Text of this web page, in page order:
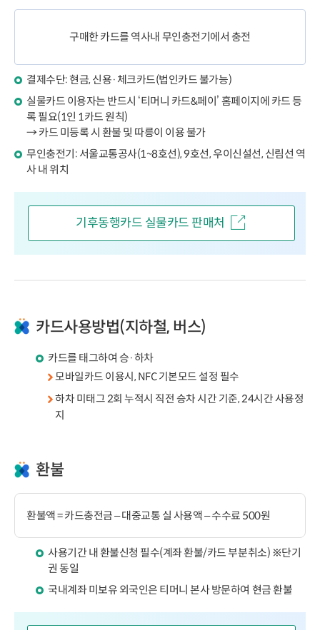
구매한 카드를 역사내 무인충전기에서 충전
결제수단: 현금, 신용·체크카드(법인카드 불가능)
실물카드 이용자는 반드시 ‘티머니 카드&페이’ 홈페이지에 카드 등
록 필요(1인 1카드 원칙)
→ 카드 미등록 시 환불 및 따릉이 이용 불가
무인충전기: 서울교통공사(1~8호선), 9호선, 우이신설선, 신림선 역
사 내 위치
기후동행카드 실물카드 판매처
카드사용방법(지하철, 버스)
카드를 태그하여 승·하차
모바일카드 이용시, NFC 기본모드 설정 필수
하차 미태그 2회 누적시 직전 승차 시간 기준, 24시간 사용정
지
환불
환불액 = 카드충전금 – 대중교통 실 사용액 – 수수료 500원
사용기간 내 환불신청 필수(계좌 환불/카드 부분취소) ※단기
권 동일
국내계좌 미보유 외국인은 티머니 본사 방문하여 현금 환불